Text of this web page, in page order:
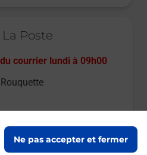
Ne pas accepter et fermer
Poste
courrier lundi à 09h00